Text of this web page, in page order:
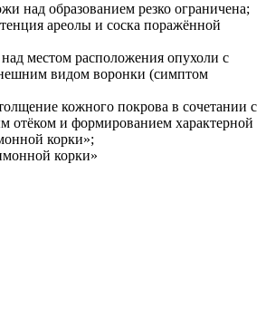
над образованием резко ограничена;
ареолы и соска поражённой
местом расположения опухоли с
видом воронки (симптом
кожного покрова в сочетании с
отёком и формированием характерной
корки»;